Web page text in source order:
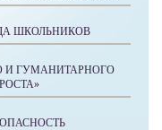
ШКОЛЬНИКОВ
И ГУМАНИТАРНОГО